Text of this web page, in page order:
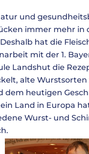
und
immer mehr in
hat die
mit der 1.
Landshut die
alte Wurstsorten
dem heutigen
Land in Europa
Wurst- und